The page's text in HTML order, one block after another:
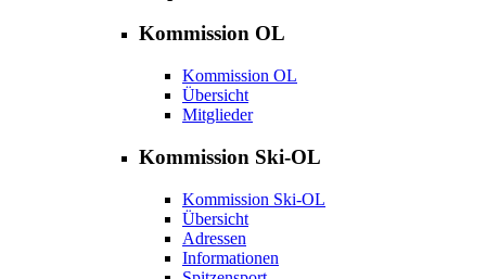
Kommission OL
Kommission OL
Übersicht
Mitglieder
Kommission Ski-OL
Kommission Ski-OL
Übersicht
Adressen
Informationen